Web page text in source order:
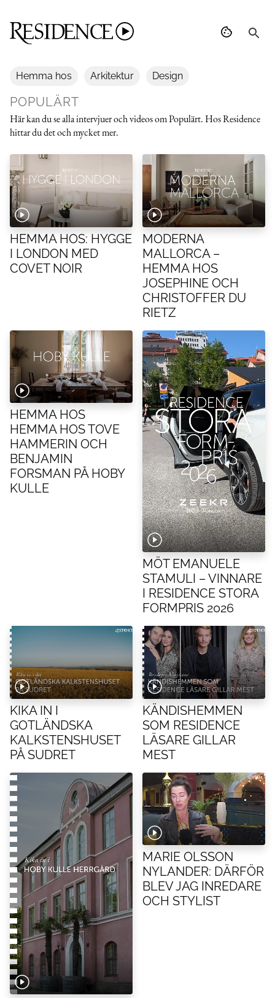
Hemma hos Arkitektur Design
POPULÄRT
Här kan du se alla intervjuer och videos om Populärt. Hos Residence
hittar du det och mycket mer.
HEMMA HOS: HYGGE
I LONDON MED
COVET NOIR
MODERNA
MALLORCA –
HEMMA HOS
JOSEPHINE OCH
CHRISTOFFER DU
RIETZ
HEMMA HOS
HEMMA HOS TOVE
HAMMERIN OCH
BENJAMIN
FORSMAN PÅ HOBY
KULLE
MÖT EMANUELE
STAMULI – VINNARE
I RESIDENCE STORA
FORMPRIS 2026
KIKA IN I
GOTLÄNDSKA
KALKSTENSHUSET
PÅ SUDRET
KÄNDISHEMMEN
SOM RESIDENCE
LÄSARE GILLAR
MEST
MARIE OLSSON
NYLANDER: DÄRFÖR
BLEV JAG INREDARE
OCH STYLIST